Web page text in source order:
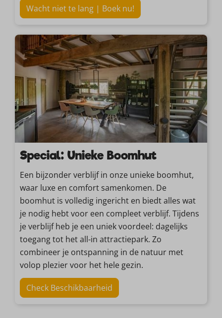
Wacht niet te lang | Boek nu!
Special: Unieke Boomhut
Een bijzonder verblijf in onze unieke boomhut,
waar luxe en comfort samenkomen. De
boomhut is volledig ingericht en biedt alles wat
je nodig hebt voor een compleet verblijf. Tijdens
je verblijf heb je een uniek voordeel: dagelijks
toegang tot het all-in attractiepark. Zo
combineer je ontspanning in de natuur met
volop plezier voor het hele gezin.
Check Beschikbaarheid